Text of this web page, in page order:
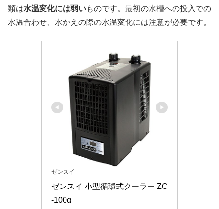
類は水温変化には弱いものです。最初の水槽への投入での
水温合わせ、水かえの際の水温変化には注意が必要です。
ゼンスイ
ゼンスイ 小型循環式クーラー ZC
-100α